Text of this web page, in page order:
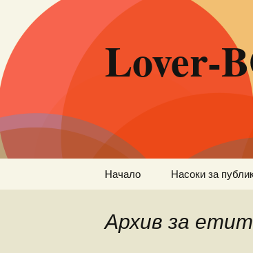
Lover-
Начало Насоки за
Архив за